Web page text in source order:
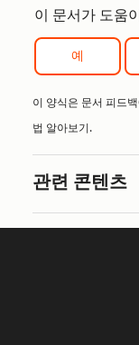
이 문서가 도움
예
이 양식은 문서 피드
법 알아보기.
관련 콘텐츠